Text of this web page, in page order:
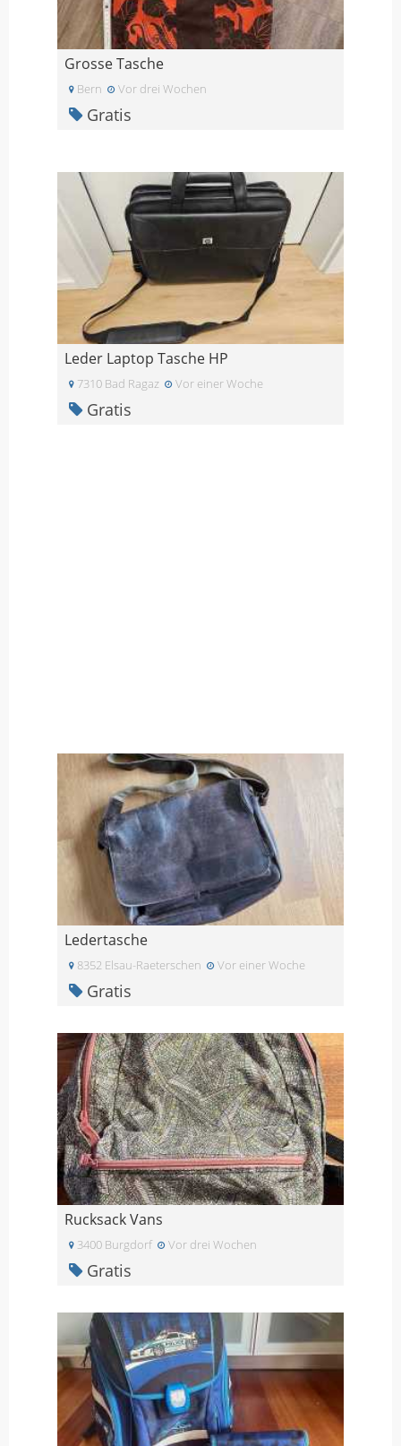
Grosse Tasche
Bern Vor drei Wochen
Gratis
Leder Laptop Tasche HP
7310 Bad Ragaz Vor einer Woche
Gratis
Ledertasche
8352 Elsau-Raeterschen Vor einer Woche
Gratis
Rucksack Vans
3400 Burgdorf Vor drei Wochen
Gratis